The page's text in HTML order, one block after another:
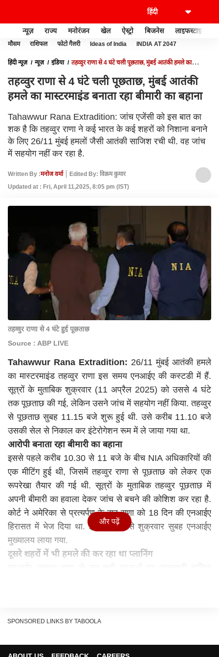
न्यूज़ राज्य मनोरंजन खेल ऐस्ट्रो बिजनेस लाइफस्टाइल
मौसम राशिफल फोटो गैलरी Ideas of India INDIA AT 2047
हिंदी न्यूज़ न्यूज़ इंडिया
तहव्वुर राणा से 4 घंटे चली पूछताछ, मुंबई आतंकी हमले का
तहव्वुर राणा से 4 घंटे चली पूछताछ, मुंबई आतंकी
हमले का मास्टरमाइंड बनाता रहा बीमारी का बहाना
Tahawwur Rana Extradition: जांच एजेंसी को इस बात का
शक है कि तहव्वुर राणा ने कई भारत के कई शहरों को निशाना बनाने
के लिए 26/11 मुंबई हमलों जैसी आतंकी साजिश रची थी. वह जांच
में सहयोग नहीं कर रहा है.
Written By :मनोज वर्मा
Edited By: विक्रम कुमार
Updated at : Fri, April 11,2025, 8:05 pm (IST)
तहव्वुर राणा से 4 घंटे हुई पूछताछ
Source : ABP LIVE
Tahawwur Rana Extradition: 26/11 मुंबई आतंकी हमले
का मास्टरमाइंड तहव्वुर राणा इस समय एनआईए की कस्टडी में हैं.
सूत्रों के मुताबिक शुक्रवार (11 अप्रैल 2025) को उससे 4 घंटे
तक पूछताछ की गई, लेकिन उसने जांच में सहयोग नहीं किया. तहव्वुर
से पूछताछ सुबह 11.15 बजे शुरू हुई थी. उसे करीब 11.10 बजे
उसकी सेल से निकाल कर इंटेरोगेशन रूम में ले जाया गया था.
आरोपी बनाता रहा बीमारी का बहाना
इससे पहले करीब 10.30 से 11 बजे के बीच NIA अधिकारियों की
एक मीटिंग हुई थी, जिसमें तहव्वुर राणा से पूछताछ को लेकर एक
रूपरेखा तैयार की गई थी. सूत्रों के मुताबिक तहव्वुर पूछताछ में
अपनी बीमारी का हवाला देकर जांच से बचने की कोशिश कर रहा है.
कोर्ट ने अमेरिका से प्रत्यर्पण के बाद राणा को 18 दिन की एनआईए
हिरासत में भेज दिया था. इसके बाद उसे शुक्रवार सुबह एनआईए
मुख्यालय लाया गया.
दूसरे शहरों में भी हमले की कर रहा था प्लानिंग
पाकिस्तान के अन्य आतंकियों के साथ मिलकर 2008 में मुंबई में
और पढ़ें
SPONSORED LINKS BY TABOOLA